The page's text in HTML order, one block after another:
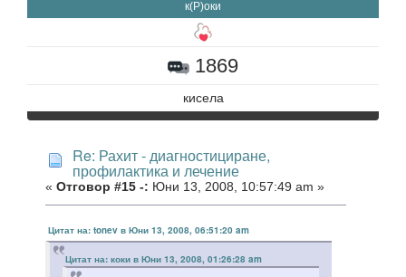
к(Р)оки
1869
кисела
Re: Рахит - диагностициране,
профилактика и лечение
« Отговор #15 -: Юни 13, 2008, 10:57:49 am »
Цитат на: tonev в Юни 13, 2008, 06:51:20 am
Цитат на: коки в Юни 13, 2008, 01:26:28 am